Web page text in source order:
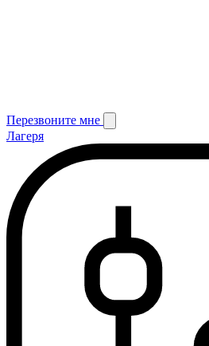
Перезвоните мне
Лагеря